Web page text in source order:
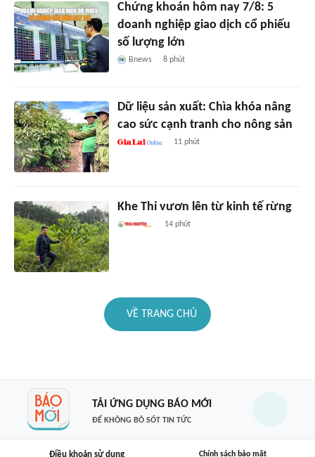
Chứng khoán hôm nay 7/8: 5
doanh nghiệp giao dịch cổ phiếu
số lượng lớn
Bnews 8 phút
Dữ liệu sản xuất: Chìa khóa nâng
cao sức cạnh tranh cho nông sản
11 phút
Khe Thỉ vươn lên từ kinh tế rừng
14 phút
VỀ TRANG CHỦ
TẢI ỨNG DỤNG BÁO MỚI
ĐỂ KHÔNG BỎ SÓT TIN TỨC
Điều khoản sử dụng Chính sách bảo mật